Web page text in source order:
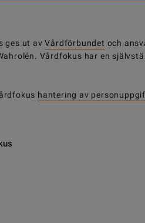
ges ut avVårdförbundet och
Vårdfokus har en
hantering av